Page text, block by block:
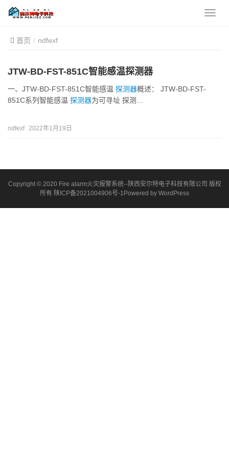
首页 ndfexf
JTW-BD-FST-851C智能感温探测器
一、JTW-BD-FST-851C智能感温 探测器概述： JTW-BD-FST-
851C系列智能感温 探测器为可寻址 探测…
ndfexf 2022年1月19日
Copyright © 2020 Fire alarm火灾报警系统--陕西安尔特电子科技有限公司 版权
所有 陕ICP备2021004906号-1 Powered by WordPress